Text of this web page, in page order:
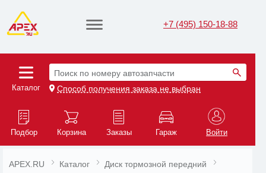
+7 (495) 150-18-88
Каталог
Поиск по номеру автозапчасти
Способ получения заказа не выбран
Подбор Корзина Заказы Гараж Войти
APEX.RU Каталог
Диск тормозной передний